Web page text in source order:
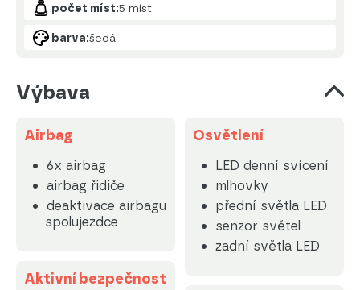
počet míst:5 míst
barva:šedá
Výbava
Airbag
6x airbag
airbag řidiče
deaktivace airbagu
spolujezdce
Aktivní bezpečnost
Osvětlení
LED denní svícení
mlhovky
přední světla LED
senzor světel
zadní světla LED